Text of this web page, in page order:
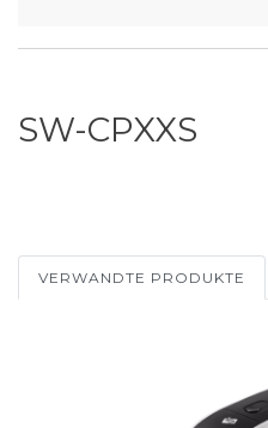
SW-CPXXS
VERWANDTE PRODUKTE